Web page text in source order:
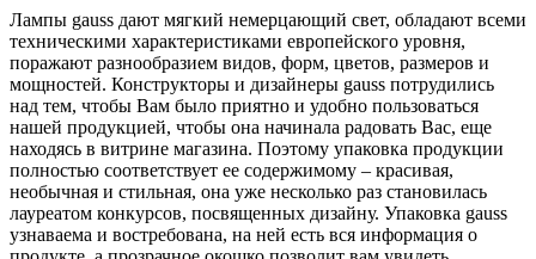
Лампы gauss дают мягкий немерцающий свет, обладают всеми
техническими характеристиками европейского уровня,
поражают разнообразием видов, форм, цветов, размеров и
мощностей. Конструкторы и дизайнеры gauss потрудились
над тем, чтобы Вам было приятно и удобно пользоваться
нашей продукцией, чтобы она начинала радовать Вас, еще
находясь в витрине магазина. Поэтому упаковка продукции
полностью соответствует ее содержимому – красивая,
необычная и стильная, она уже несколько раз становилась
лауреатом конкурсов, посвященных дизайну. Упаковка gauss
узнаваема и востребована, на ней есть вся информация о